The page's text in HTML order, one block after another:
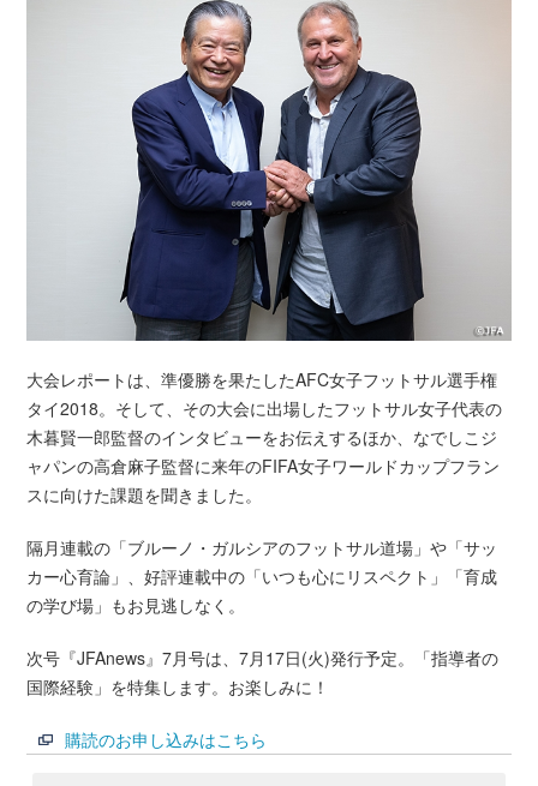
大会レポートは、準優勝を果たしたAFC女子フットサル選手権
タイ2018。そして、その大会に出場したフットサル女子代表の
木暮賢一郎監督のインタビューをお伝えするほか、なでしこジ
ャパンの高倉麻子監督に来年のFIFA女子ワールドカップフラン
スに向けた課題を聞きました。
隔月連載の「ブルーノ・ガルシアのフットサル道場」や「サッ
カー心育論」、好評連載中の「いつも心にリスペクト」「育成
の学び場」もお見逃しなく。
次号『JFAnews』7月号は、7月17日(火)発行予定。「指導者の
国際経験」を特集します。お楽しみに！
購読のお申し込みはこちら